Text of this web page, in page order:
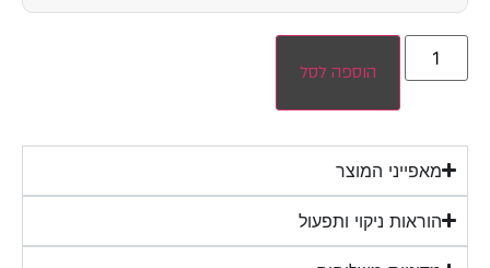
הוספה לסל
מאפייני המוצר
הוראות ניקוי ותפעול